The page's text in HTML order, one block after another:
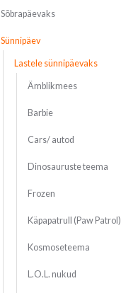
Sõbrapäevaks
Sünnipäev
Lastele sünnipäevaks
Ämblikmees
Barbie
Cars/ autod
Dinosauruste teema
Frozen
Käpapatrull (Paw Patrol)
Kosmoseteema
L.O.L. nukud